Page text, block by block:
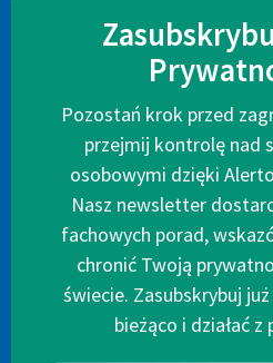
Pozostań krok przed
przejmij kontrolę nad
osobowymi dzięki
Nasz newsletter
fachowych porad,
chronić Twoją
świecie. Zasubskrybuj
bieżąco i działać z